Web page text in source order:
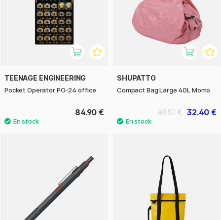
TEENAGE ENGINEERING
Pocket Operator PO-24 office
84.90 €
SHUPATTO
Compact Bag Large 40L Momo
32.40 €
40.50 €